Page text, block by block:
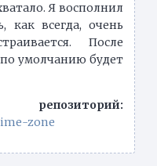
Я восполнил
как всегда, очень
После
умолчанию будет
zone